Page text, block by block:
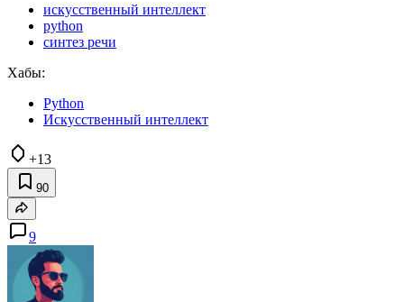
искусственный интеллект
python
синтез речи
Хабы:
Python
Искусственный интеллект
+13
90
9